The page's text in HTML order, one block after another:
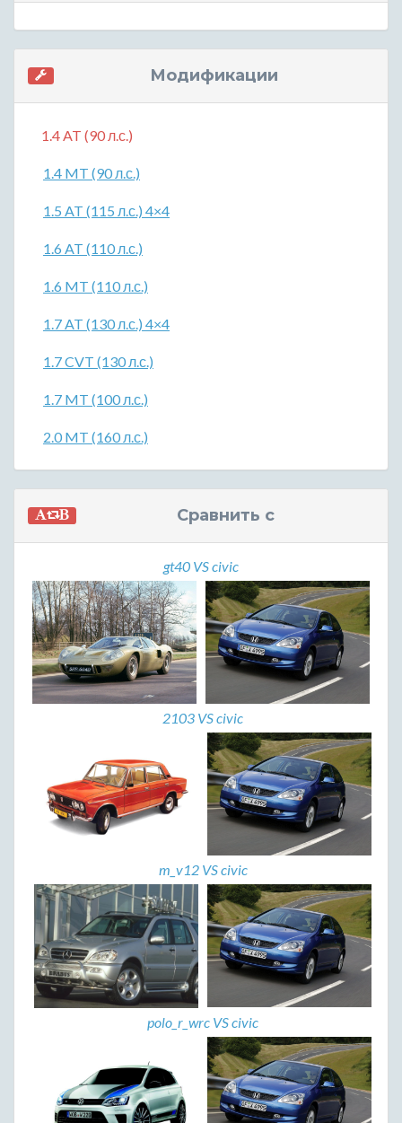
Модификации
1.4 AT (90 л.с.)
1.4 MT (90 л.с.)
1.5 AT (115 л.с.) 4×4
1.6 AT (110 л.с.)
1.6 MT (110 л.с.)
1.7 AT (130 л.с.) 4×4
1.7 CVT (130 л.с.)
1.7 MT (100 л.с.)
2.0 MT (160 л.с.)
Сравнить с
gt40 VS civic
2103 VS civic
m_v12 VS civic
polo_r_wrc VS civic